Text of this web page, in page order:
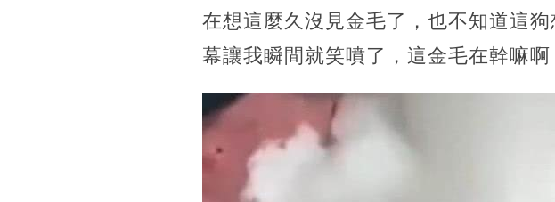
在想這麼久沒見金毛了，也不知道這
幕讓我瞬間就笑噴了，這金毛在幹嘛啊